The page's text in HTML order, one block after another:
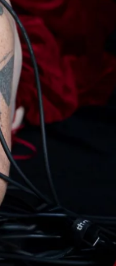
interpretiert
sich im
replay
und
Am